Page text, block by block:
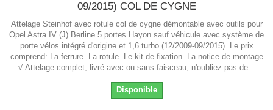
09/2015) COL DE CYGNE
Attelage Steinhof avec rotule col de cygne démontable avec outils pour
Opel Astra IV (J) Berline 5 portes Hayon sauf véhicule avec système de
porte vélos intégré d'origine et 1,6 turbo (12/2009-09/2015). Le prix
comprend: La ferrure La rotule Le kit de fixation La notice de montage
√ Attelage complet, livré avec ou sans faisceau, n'oubliez pas de...
Disponible